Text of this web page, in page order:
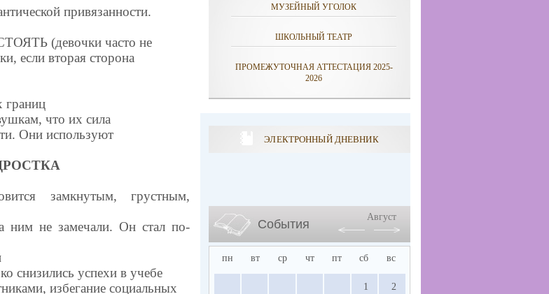
привязанности.
(девочки часто не
если вторая сторона
что их сила
Они используют
замкнутым, грустным,
ним не замечали. Он стал по-
снизились успехи в учебе
избегание социальных
МУЗЕЙНЫЙ УГОЛОК
ШКОЛЬНЫЙ ТЕАТР
ПРОМЕЖУТОЧНАЯ АТТЕСТАЦИЯ 2025-
2026
ЭЛЕКТРОННЫЙ ДНЕВНИК
События
Август
пн вт ср чт пт сб вс
1 2